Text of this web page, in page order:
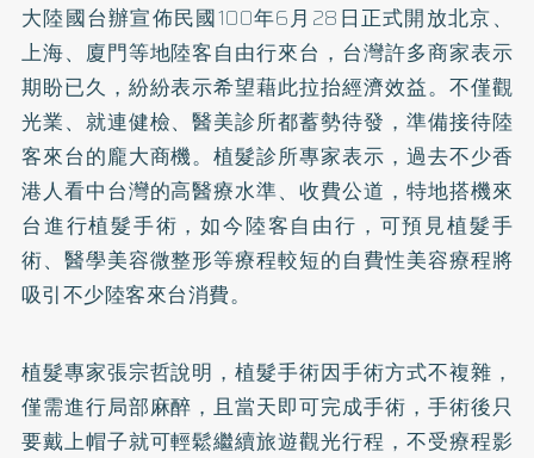
大陸國台辦宣佈民國100年6月28日正式開放北京、
上海、廈門等地陸客自由行來台，台灣許多商家表示
期盼已久，紛紛表示希望藉此拉抬經濟效益。不僅觀
光業、就連健檢、醫美診所都蓄勢待發，準備接待陸
客來台的龐大商機。植髮診所專家表示，過去不少香
港人看中台灣的高醫療水準、收費公道，特地搭機來
台進行植髮手術，如今陸客自由行，可預見植髮手
術、醫學美容微整形等療程較短的自費性美容療程將
吸引不少陸客來台消費。
植髮專家張宗哲說明，植髮手術因手術方式不複雜，
僅需進行局部麻醉，且當天即可完成手術，手術後只
要戴上帽子就可輕鬆繼續旅遊觀光行程，不受療程影